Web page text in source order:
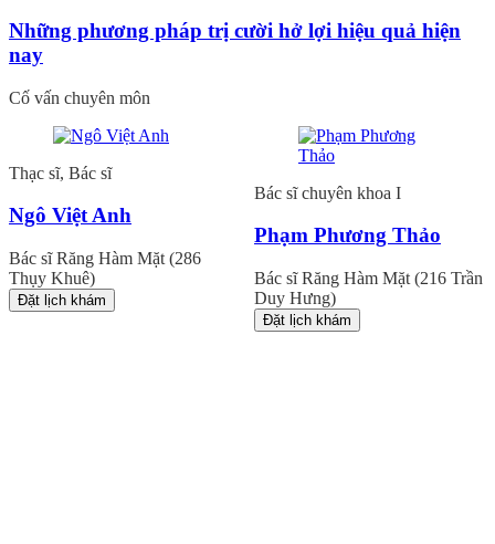
Những phương pháp trị cười hở lợi hiệu quả hiện
nay
Cố vấn chuyên môn
Thạc sĩ, Bác sĩ
Ngô Việt Anh
Bác sĩ Răng Hàm Mặt (286
Thụy Khuê)
Đặt lịch khám
Bác sĩ chuyên khoa I
Phạm Phương Thảo
Bác sĩ Răng Hàm Mặt (216 Trần
Duy Hưng)
Đặt lịch khám